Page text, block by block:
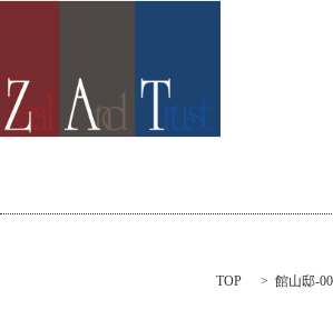
TOP 館山邸-